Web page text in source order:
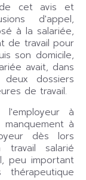
cet avis et
d'appel,
à la salariée,
de travail pour
son domicile,
avait, dans
dossiers
de travail.
à
à
dès lors
salarié
peu important